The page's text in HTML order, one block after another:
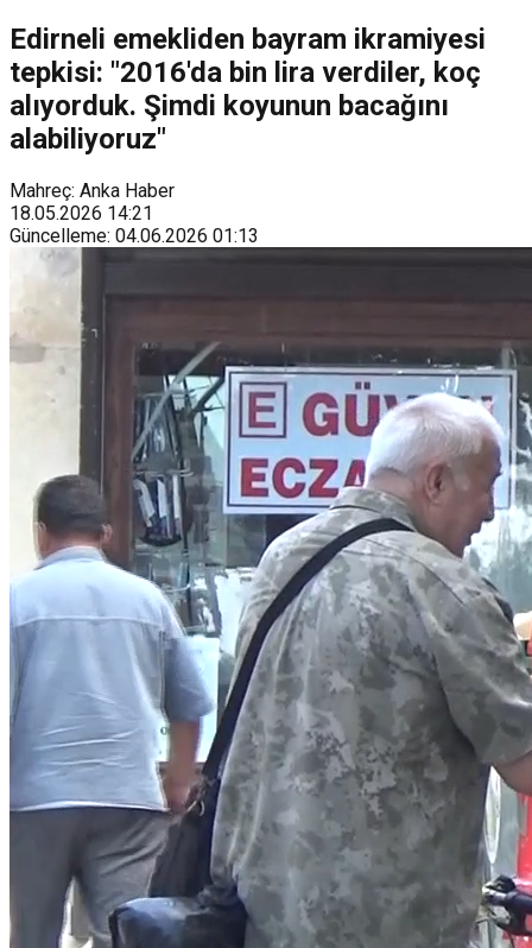
Edirneli emekliden bayram ikramiyesi
tepkisi: "2016'da bin lira verdiler, koç
alıyorduk. Şimdi koyunun bacağını
alabiliyoruz"
Mahreç: Anka Haber
18.05.2026 14:21
Güncelleme: 04.06.2026 01:13